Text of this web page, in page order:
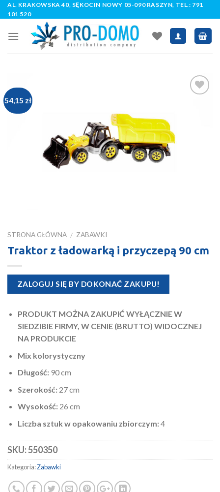
Skip
to
content
AL. KRAKOWSKA 40, SĘKOCIN NOWY 05-090 RASZYN, TEL.: 791
101 520
54,15 zł
STRONA GŁÓWNA / ZABAWKI
Traktor z ładowarką i przyczepą 90 cm
ZALOGUJ SIĘ BY DOKONAĆ ZAKUPU!
PRODUKT MOŻNA ZAKUPIĆ WYŁĄCZNIE W
SIEDZIBIE FIRMY, W CENIE (BRUTTO) WIDOCZNEJ
NA PRODUKCIE
Mix kolorystyczny
Długość: 90 cm
Szerokość: 27 cm
Wysokość:26 cm
Liczba sztuk w opakowaniu zbiorczym:4
SKU:550350
Kategoria:Zabawki